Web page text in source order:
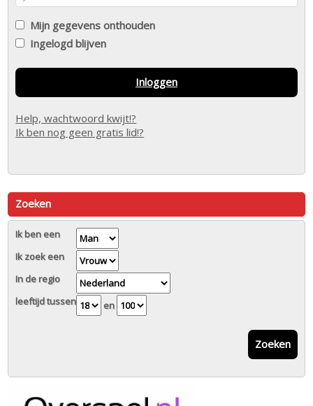
Mijn gegevens onthouden
Ingelogd blijven
Inloggen
Help, wachtwoord kwijt!?
Ik ben nog geen gratis lid!?
Zoeken
Ik ben een
Ik zoek een
In de regio
leeftijd tussen
en
Zoeken